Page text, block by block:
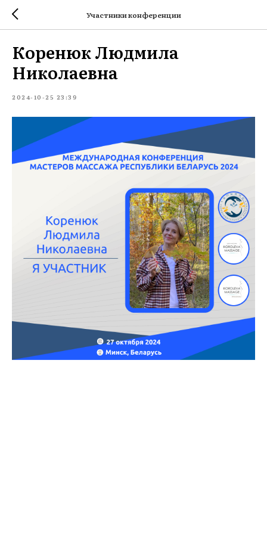
Участники конференции
Коренюк Людмила
Николаевна
2024-10-25 23:39